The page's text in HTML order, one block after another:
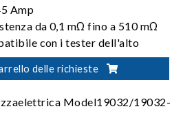
Amp
da 0,1 mΩ fino a 510 mΩ
con i tester dell'alto
19070
delle richieste